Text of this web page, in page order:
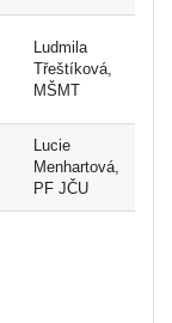
Ludmila
Třeštíková,
MŠMT
Lucie
Menhartová,
PF JČU